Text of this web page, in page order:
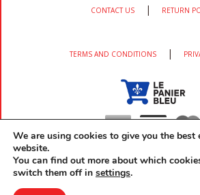
CONTACT US | RETURN
TERMS AND CONDITIONS |
We are using cookies to give you the best
website.
You can find out more about which
switch them off in settings.